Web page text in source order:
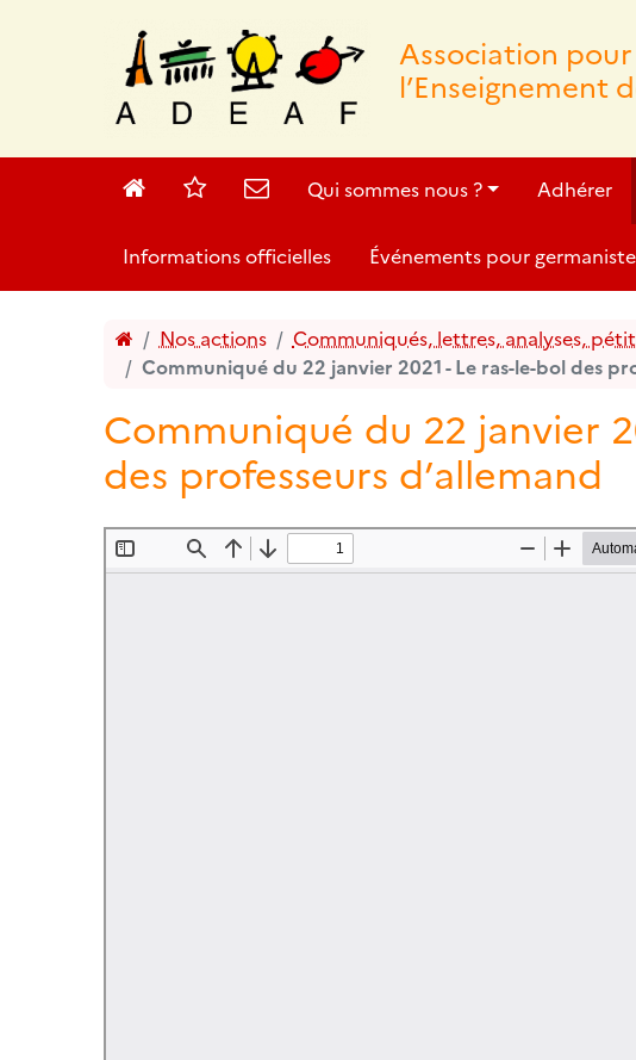
Association
l’Enseignement
AccueilSites ContactQui sommes nous ? Adhérer
Informations officielles Événements pour
Accueil
Nos actions
Communiqués, lettres, analyses,
Communiqué du 22 janvier 2021 - Le ras-le-bol des
Communiqué du 22 janvier
des professeurs d’allemand